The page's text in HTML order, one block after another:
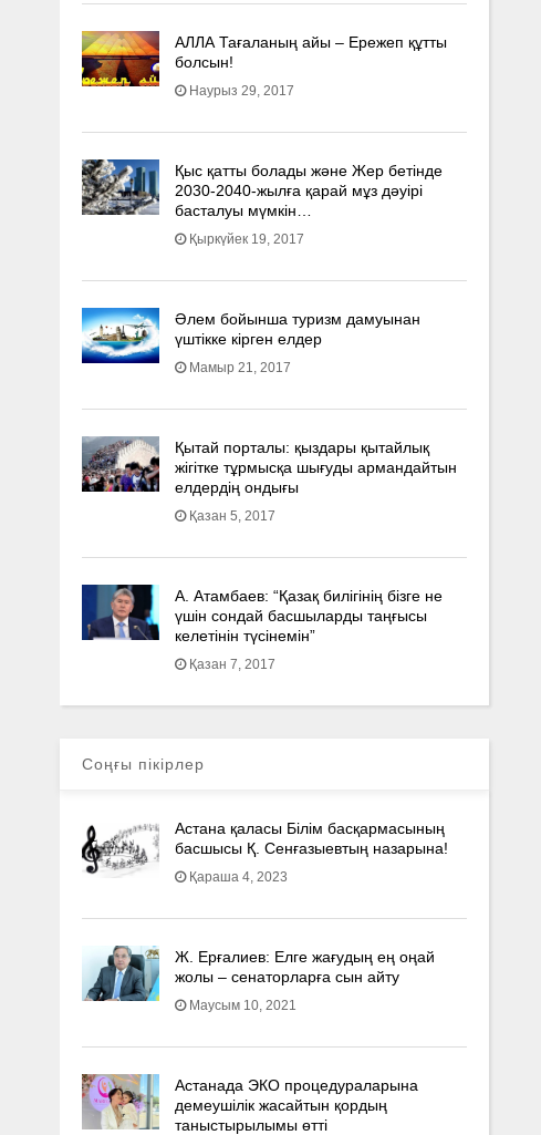
АЛЛА Тағаланың айы – Ережеп құтты
болсын!
Наурыз 29, 2017
Қыс қатты болады және Жер бетінде
2030-2040­-жылға қарай мұз дәуірі
басталуы мүмкін…
Қыркүйек 19, 2017
Әлем бойынша туризм дамуынан
үштікке кірген елдер
Мамыр 21, 2017
Қытай порталы: қыздары қытайлық
жігітке тұрмысқа шығуды армандайтын
елдердің ондығы
Қазан 5, 2017
А. Атамбаев: “Қазақ билігінің бізге не
үшін сондай басшыларды таңғысы
келетінін түсінемін”
Қазан 7, 2017
Соңғы пікірлер
Астана қаласы Білім басқармасының
басшысы Қ. Сенғазыевтың назарына!
Қараша 4, 2023
Ж. Ерғалиев: Елге жағудың ең оңай
жолы – сенаторларға сын айту
Маусым 10, 2021
Астанада ЭКО процедураларына
демеушілік жасайтын қордың
таныстырылымы өтті